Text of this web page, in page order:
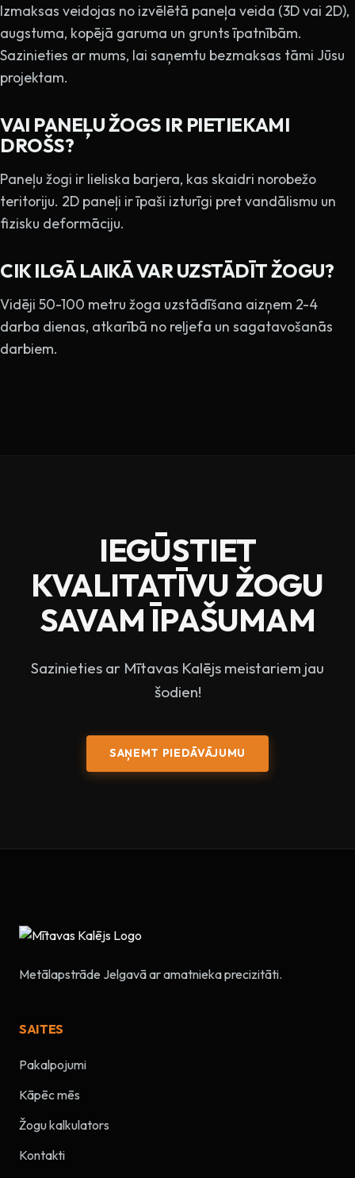
Izmaksas veidojas no izvēlētā paneļa veida (3D vai 2D),
augstuma, kopējā garuma un grunts īpatnībām.
Sazinieties ar mums, lai saņemtu bezmaksas tāmi Jūsu
projektam.
VAI PANEĻU ŽOGS IR PIETIEKAMI
DROŠS?
Paneļu žogi ir lieliska barjera, kas skaidri norobežo
teritoriju. 2D paneļi ir īpaši izturīgi pret vandālismu un
fizisku deformāciju.
CIK ILGĀ LAIKĀ VAR UZSTĀDĪT ŽOGU?
Vidēji 50-100 metru žoga uzstādīšana aizņem 2-4
darba dienas, atkarībā no reljefa un sagatavošanās
darbiem.
IEGŪSTIET
KVALITATĪVU ŽOGU
SAVAM ĪPAŠUMAM
Sazinieties ar Mītavas Kalējs meistariem jau
šodien!
SAŅEMT PIEDĀVĀJUMU
Metālapstrāde Jelgavā ar amatnieka precizitāti.
SAITES
Pakalpojumi
Kāpēc mēs
Žogu kalkulators
Kontakti